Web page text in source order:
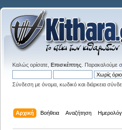
Καλώς ορίσατε, Επισκέπτης . Παρακαλούμε
Σύνδεση με όνομα, κωδικό και διάρκεια
Αρχική Βοήθεια Αναζήτηση